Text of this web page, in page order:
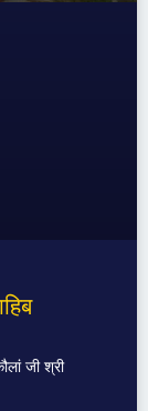
जी श्री